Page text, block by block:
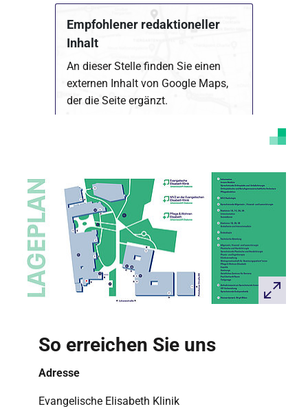
Empfohlener redaktioneller
Inhalt
An dieser Stelle finden Sie einen
externen Inhalt von Google Maps,
der die Seite ergänzt.
personenbezogene Daten an Drittplattformen
übermittelt werden. Mehr dazu in unserer
Datenschutzerklärung.
So erreichen Sie uns
Adresse
Evangelische Elisabeth Klinik